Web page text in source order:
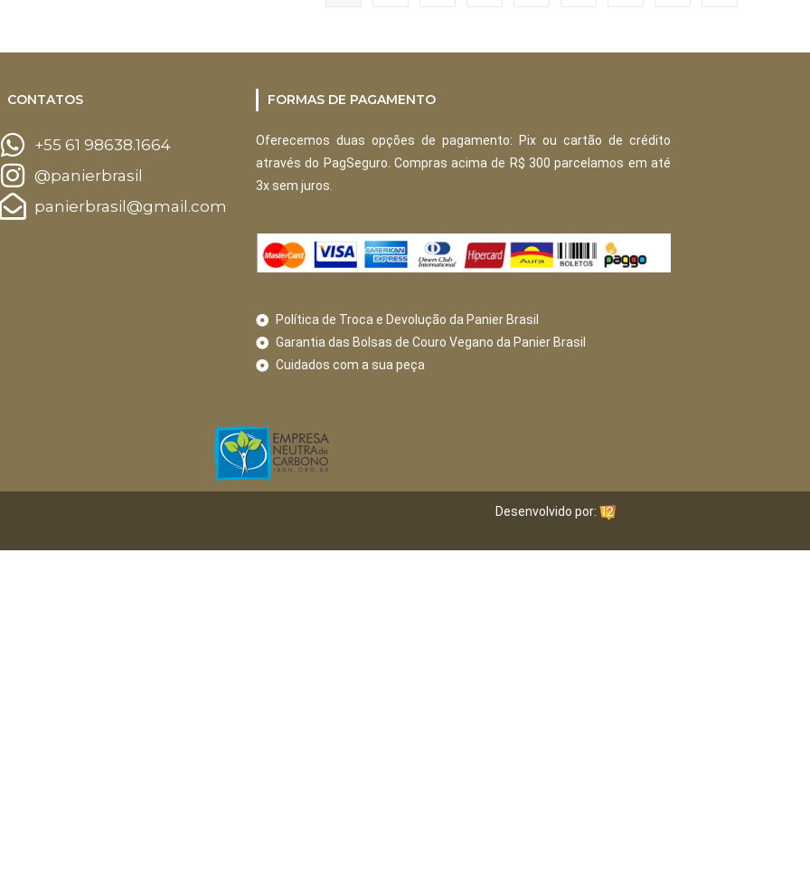
CONTATOS
+55 61 98638.1664
@panierbrasil
panierbrasil@gmail.com
FORMAS DE PAGAMENTO
Oferecemos duas opções de pagamento: Pix ou cartão de crédito
através do PagSeguro. Compras acima de R$ 300 parcelamos em até
3x sem juros.
Política de Troca e Devolução da Panier Brasil
Garantia das Bolsas de Couro Vegano da Panier Brasil
Cuidados com a sua peça
Desenvolvido por: